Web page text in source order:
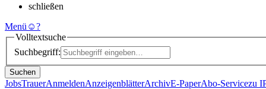
schließen
Menü ☺?
Volltextsuche
Suchbegriff:
Suchen
JobsTrauerAnmeldenAnzeigenblätterArchivE-PaperAbo-Servicezu